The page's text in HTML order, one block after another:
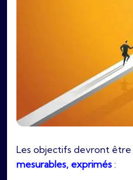
Les objectifs devront être
mesurables, exprimés :